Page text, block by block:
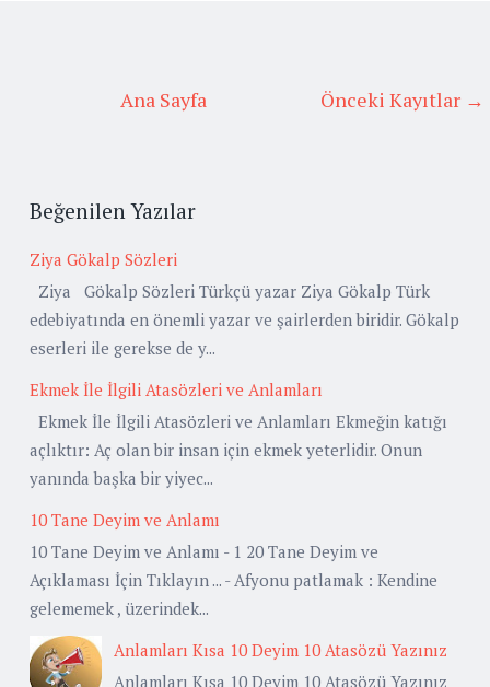
Önceki Kayıtlar →
Ana Sayfa
Beğenilen Yazılar
Ziya Gökalp Sözleri
Ziya Gökalp Sözleri Türkçü yazar Ziya Gökalp Türk
edebiyatında en önemli yazar ve şairlerden biridir. Gökalp
eserleri ile gerekse de y...
Ekmek İle İlgili Atasözleri ve Anlamları
Ekmek İle İlgili Atasözleri ve Anlamları Ekmeğin katığı
açlıktır: Aç olan bir insan için ekmek yeterlidir. Onun
yanında başka bir yiyec...
10 Tane Deyim ve Anlamı
10 Tane Deyim ve Anlamı - 1 20 Tane Deyim ve
Açıklaması İçin Tıklayın ... - Afyonu patlamak : Kendine
gelememek , üzerindek...
Anlamları Kısa 10 Deyim 10 Atasözü Yazınız
Anlamları Kısa 10 Deyim 10 Atasözü Yazınız